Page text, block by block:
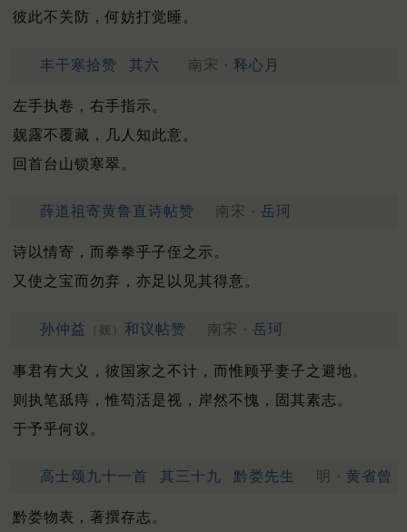
彼此不关防，何妨打觉睡。
丰干寒拾赞 其六 南宋 · 释心月
左手执卷，右手指示。
觌露不覆藏，几人知此意。
回首台山锁寒翠。
薛道祖寄黄鲁直诗帖赞 南宋 · 岳珂
诗以情寄，而拳拳乎子侄之示。
又使之宝而勿弃，亦足以见其得意。
孙仲益 （觌） 和议帖赞 南宋 · 岳珂
事君有大义，彼国家之不计，而惟顾乎妻子之避地。
则执笔舐痔，惟苟活是视，岸然不愧，固其素志。
于予乎何议。
高士颂九十一首 其三十九 黔娄先生 明 · 黄省曾
黔娄物表，著撰存志。